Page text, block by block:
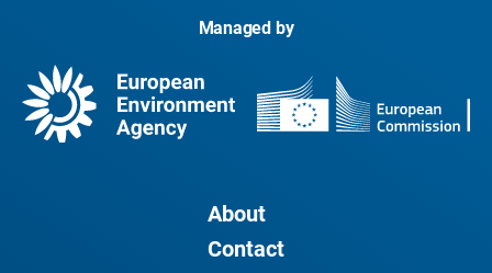
Managed by
About
Contact